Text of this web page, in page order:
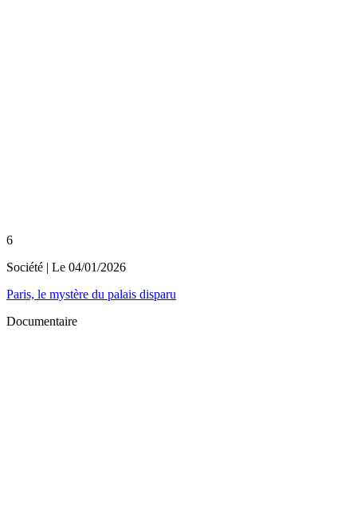
6
Société | Le 04/01/2026
Paris, le mystère du palais disparu
Documentaire